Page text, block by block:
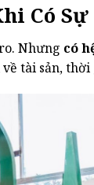
Có Sự
Nhưng có
tài sản,